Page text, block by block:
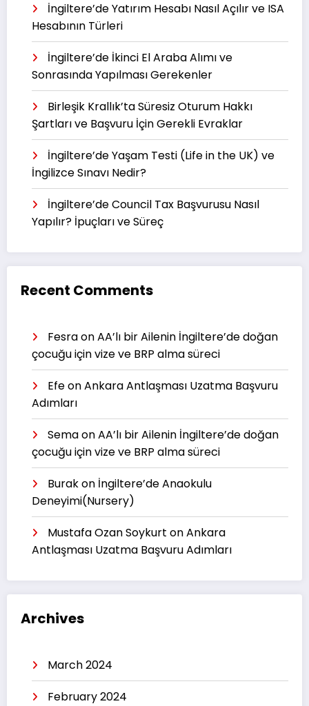
İngiltere’de Yatırım Hesabı Nasıl Açılır ve ISA
Hesabının Türleri
İngiltere’de İkinci El Araba Alımı ve
Sonrasında Yapılması Gerekenler
Birleşik Krallık’ta Süresiz Oturum Hakkı
Şartları ve Başvuru İçin Gerekli Evraklar
İngiltere’de Yaşam Testi (Life in the UK) ve
İngilizce Sınavı Nedir?
İngiltere’de Council Tax Başvurusu Nasıl
Yapılır? İpuçları ve Süreç
Recent Comments
FesraonAA’lı bir Ailenin İngiltere’de doğan
çocuğu için vize ve BRP alma süreci
EfeonAnkara Antlaşması Uzatma Başvuru
Adımları
SemaonAA’lı bir Ailenin İngiltere’de doğan
çocuğu için vize ve BRP alma süreci
Burakon İngiltere’de Anaokulu
Deneyimi(Nursery)
Mustafa Ozan Soykurt onAnkara
Antlaşması Uzatma Başvuru Adımları
Archives
March 2024
February 2024